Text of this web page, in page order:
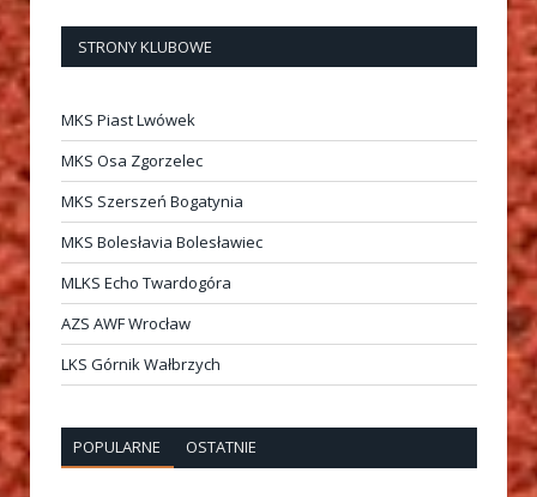
STRONY KLUBOWE
MKS Piast Lwówek
MKS Osa Zgorzelec
MKS Szerszeń Bogatynia
MKS Bolesłavia Bolesławiec
MLKS Echo Twardogóra
AZS AWF Wrocław
LKS Górnik Wałbrzych
POPULARNE OSTATNIE